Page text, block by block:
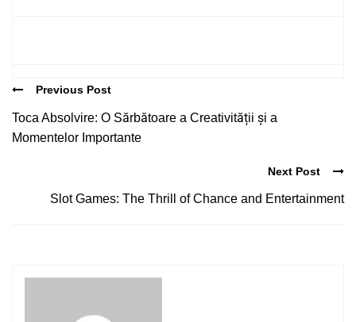
Previous Post
Toca Absolvire: O Sărbătoare a Creativității și a
Momentelor Importante
Next Post
Slot Games: The Thrill of Chance and Entertainment